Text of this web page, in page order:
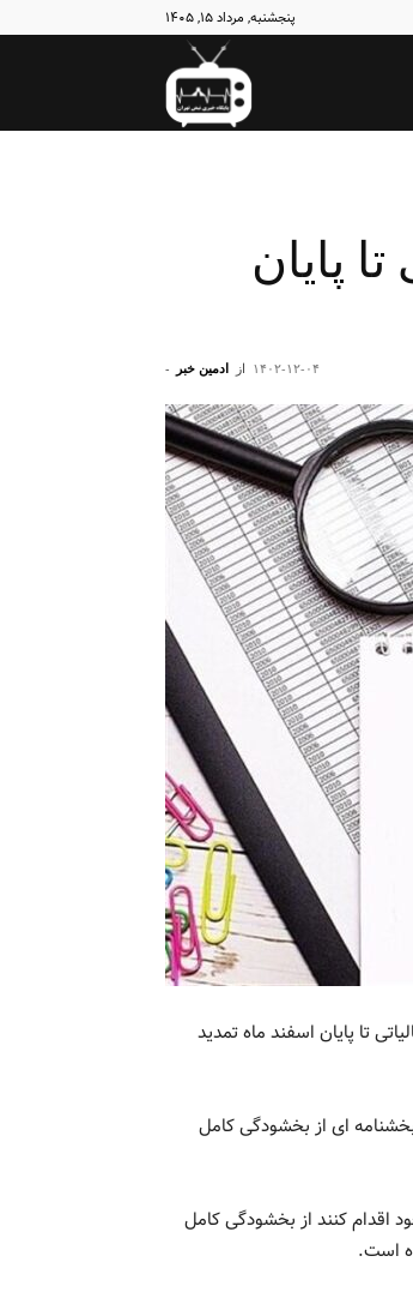
پنجشنبه, مرداد ۱۵, ۱۴۰۵
نبض
پایان
از ادمین خبر - ۱۴۰۲-۱۲-۰۴
تا پایان اسفند ماه تمدید
ای از بخشودگی کامل
اقدام کنند از بخشودگی کامل
است.